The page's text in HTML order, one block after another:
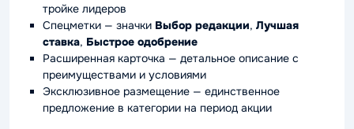
тройке лидеров
Спецметки — значки Выбор редакции, Лучшая
ставка, Быстрое одобрение
Расширенная карточка — детальное описание с
преимуществами и условиями
Эксклюзивное размещение — единственное
предложение в категории на период акции